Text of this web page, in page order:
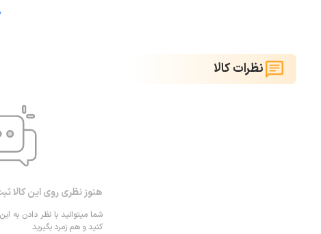
نظرات کالا
هنوز نظری روی این کالا
شما میتوانید با نظر دادن به
کنید و هم زمرد بگیرید